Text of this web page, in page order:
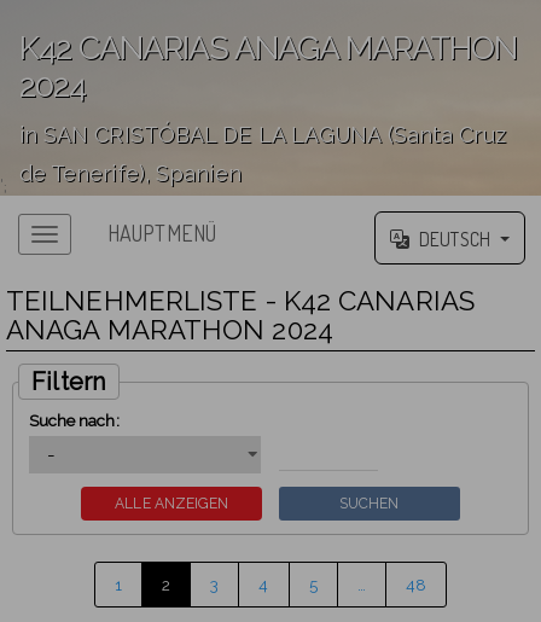
K42 CANARIAS ANAGA MARATHON
2024
in SAN CRISTÓBAL DE LA LAGUNA (Santa Cruz
de Tenerife), Spanien
';
HAUPTMENÜ DEUTSCH
TEILNEHMERLISTE - K42 CANARIAS
ANAGA MARATHON 2024
Filtern
Suche nach:
1 2 3 4 5 48